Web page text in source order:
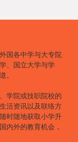
国各中学与大专院
、国立大学与学
。
学院或技职院校的
活资讯以及联络方
时随地获取小学升
内外的教育机会，